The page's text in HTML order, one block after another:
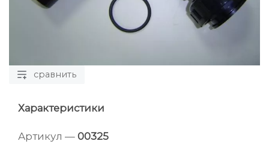
сравнить
Характеристики
Артикул — 00325